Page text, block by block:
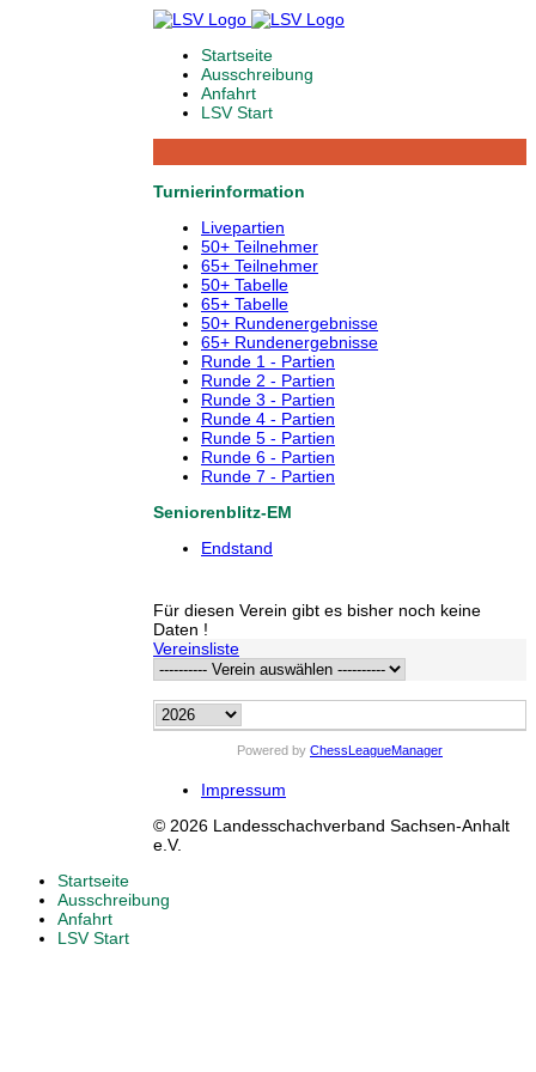
Startseite
Ausschreibung
Anfahrt
LSV Start
Turnierinformation
Livepartien
50+ Teilnehmer
65+ Teilnehmer
50+ Tabelle
65+ Tabelle
50+ Rundenergebnisse
65+ Rundenergebnisse
Runde 1 - Partien
Runde 2 - Partien
Runde 3 - Partien
Runde 4 - Partien
Runde 5 - Partien
Runde 6 - Partien
Runde 7 - Partien
Seniorenblitz-EM
Endstand
Für diesen Verein gibt es bisher noch keine
Daten !
Vereinsliste
Powered by ChessLeagueManager
Impressum
© 2026 Landesschachverband Sachsen-Anhalt
e.V.
Startseite
Ausschreibung
Anfahrt
LSV Start